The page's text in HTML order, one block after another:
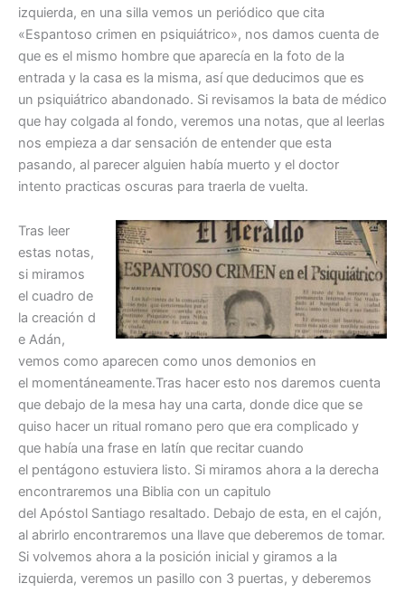
izquierda, en una silla vemos un periódico que cita
«Espantoso crimen en psiquiátrico», nos damos cuenta de
que es el mismo hombre que aparecía en la foto de la
entrada y la casa es la misma, así que deducimos que es
un psiquiátrico abandonado. Si revisamos la bata de médico
que hay colgada al fondo, veremos una notas, que al leerlas
nos empieza a dar sensación de entender que esta
pasando, al parecer alguien había muerto y el doctor
intento practicas oscuras para traerla de vuelta.
Tras leer
estas notas,
si miramos
el cuadro de
la creación d
e Adán,
vemos como aparecen como unos demonios en
el momentáneamente.Tras hacer esto nos daremos cuenta
que debajo de la mesa hay una carta, donde dice que se
quiso hacer un ritual romano pero que era complicado y
que había una frase en latín que recitar cuando
el pentágono estuviera listo. Si miramos ahora a la derecha
encontraremos una Biblia con un capitulo
del Apóstol Santiago resaltado. Debajo de esta, en el cajón,
al abrirlo encontraremos una llave que deberemos de tomar.
Si volvemos ahora a la posición inicial y giramos a la
izquierda, veremos un pasillo con 3 puertas, y deberemos